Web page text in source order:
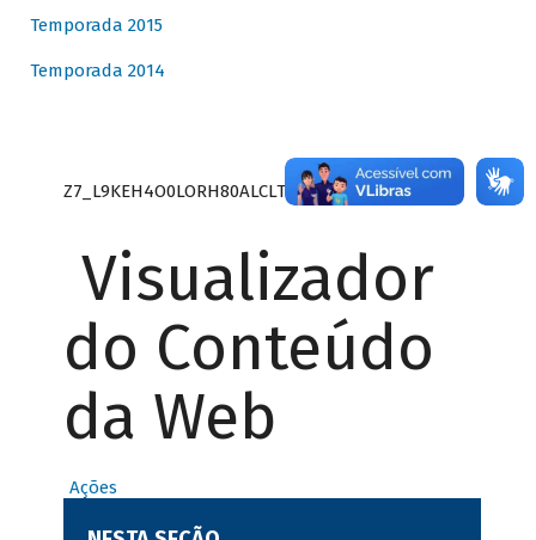
Temporada 2015
Temporada 2014
Z7_L9KEH4O0LORH80ALCLTPF80S27
Visualizador
do Conteúdo
da Web
Ações